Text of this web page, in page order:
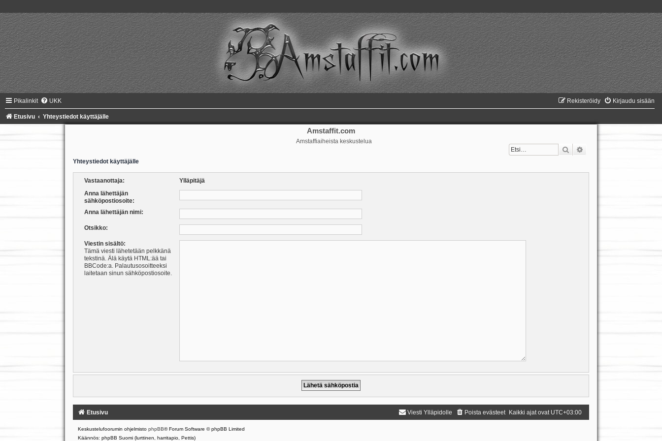
Pikalinkit UKK Kirjaudu sisään
Rekisteröidy
Etusivu Yhteystiedot käyttäjälle
Amstaffit.com
Amstaffiaiheista keskustelua
Etsi
Yhteystiedot käyttäjälle
Vastaanottaja:
Ylläpitäjä
Anna lähettäjän
sähköpostiosoite:
Anna lähettäjän nimi:
Otsikko:
Viestin sisältö:
Tämä viesti lähetetään pelkkänä
tekstinä. Älä käytä HTML:ää tai
BBCode:a. Palautusosoitteeksi
laitetaan sinun sähköpostiosoite.
Etusivu Kaikki ajat ovat UTC+03:00
Poista evästeet
Viesti Ylläpidolle
Keskustelufoorumin ohjelmisto phpBB® Forum Software © phpBB Limited
Käännös: phpBB Suomi (lurttinen, harritapio, Pettis)